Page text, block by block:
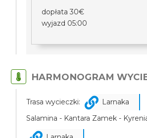
dopłata 30€
wyjazd 05:00
HARMONOGRAM
Trasa wycieczki: Larnaka
Salamina - Kantara Zamek -